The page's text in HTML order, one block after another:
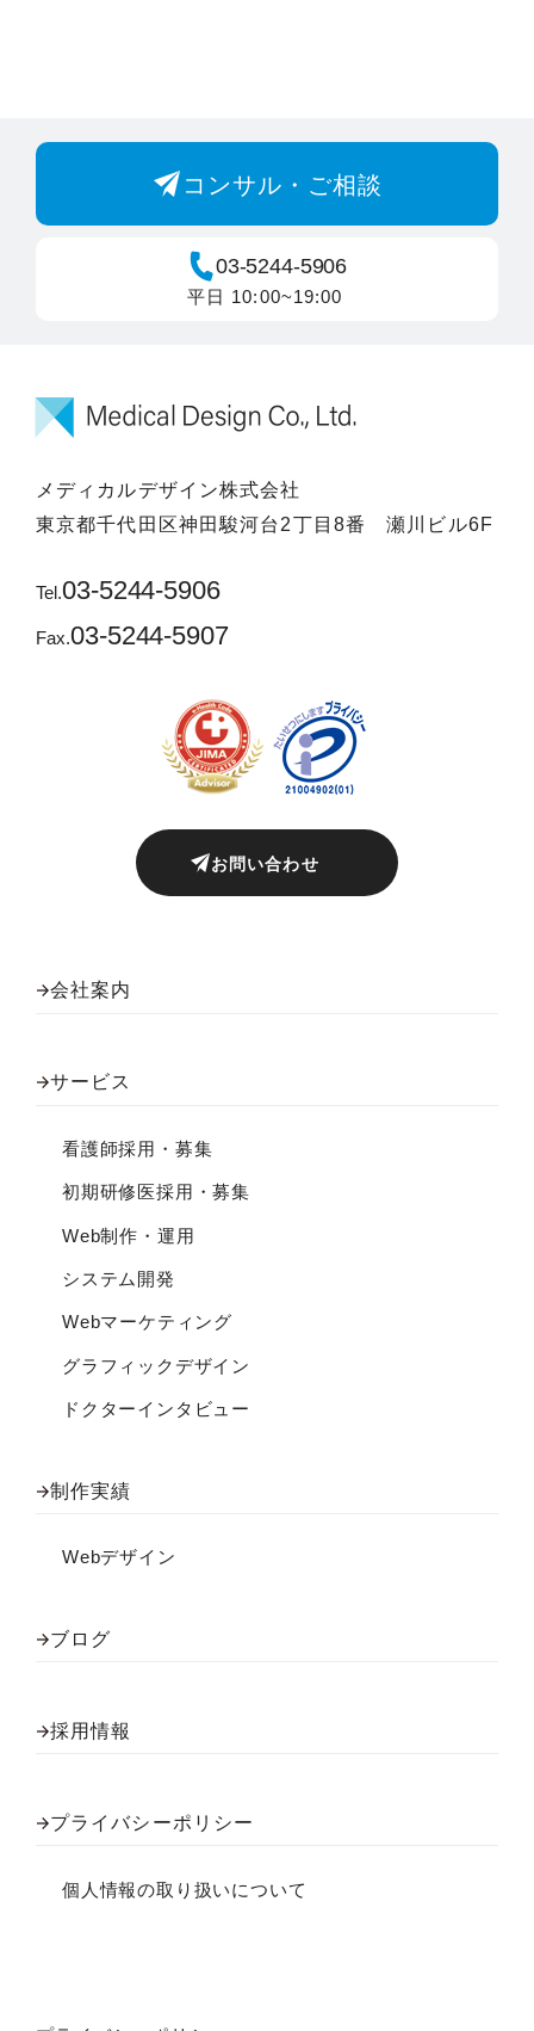
コンサル・ご相談
03-5244-5906
平日 10:00~19:00
メディカルデザイン株式会社
東京都千代田区神田駿河台2丁目8番 瀬川ビル6F
Tel.03-5244-5906
Fax.03-5244-5907
お問い合わせ
会社案内
サービス
看護師採用・募集
初期研修医採用・募集
Web制作・運用
システム開発
Webマーケティング
グラフィックデザイン
ドクターインタビュー
制作実績
Webデザイン
ブログ
採用情報
プライバシーポリシー
個人情報の取り扱いについて